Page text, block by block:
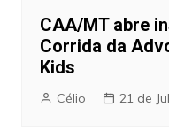
CAA/MT abre
Corrida da
Kids
Célio 21 de